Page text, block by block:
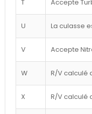
T Accepte
U La culasse
V Accepte
W R/V calculé
X R/V calculé